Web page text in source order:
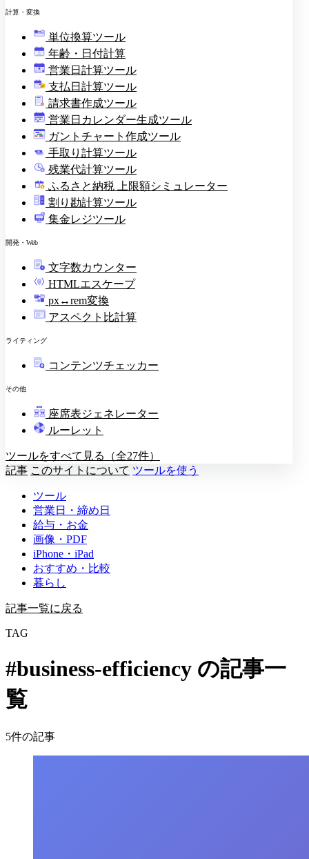
計算・変換
単位換算ツール
年齢・日付計算
営業日計算ツール
¥ 支払日計算ツール
印
請求書作成ツール
営業日カレンダー生成ツール
ガントチャート作成ツール
手取り計算ツール
残業代計算ツール
ふるさと納税 上限額シミュレーター
割り勘計算ツール
集金レジツール
開発・Web
文字数カウンター
HTMLエスケープ
px↔rem変換
アスペクト比計算
ライティング
コンテンツチェッカー
その他
教壇
座席表ジェネレーター
ルーレット
ツールをすべて見る（全27件）
記事 このサイトについて ツールを使う
ツール
営業日・締め日
給与・お金
画像・PDF
iPhone・iPad
おすすめ・比較
暮らし
記事一覧に戻る
TAG
#business-efficiency の記事一
覧
5件の記事